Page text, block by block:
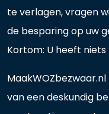
te verlagen, vragen
de besparing op uw
Kortom: U heeft niets
van een deskundig